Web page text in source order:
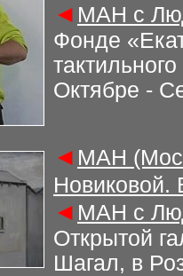
◄ МАН с
Фонде
Октябре -
◄ МАН
Новиковой.
◄ МАН с
Открытой
Шагал, в